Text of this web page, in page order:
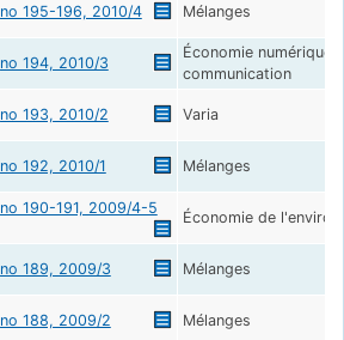
no 195-196, 2010/4 Mélanges
no 194, 2010/3
Économie
communication
no 193, 2010/2 Varia
no 192, 2010/1 Mélanges
no 190-191, 2009/4-5
Économie de
no 189, 2009/3 Mélanges
no 188, 2009/2 Mélanges